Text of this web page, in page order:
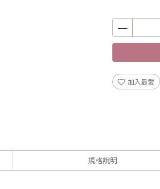
加入最愛
規格說明